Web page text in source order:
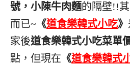
號，小陳牛肉麵的隔壁!!
而已~ 《道食樂韓式小吃》
家後道食樂韓式小吃菜單
點，但現在 《道食樂韓式